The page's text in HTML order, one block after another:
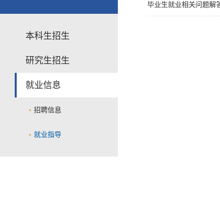
本科生招生
研究生招生
就业信息
招聘信息
就业指导
毕业生就业相关问题解